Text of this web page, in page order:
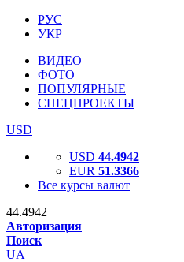
РУС
УКР
ВИДЕО
ФОТО
ПОПУЛЯРНЫЕ
СПЕЦПРОЕКТЫ
USD
USD 44.4942
EUR 51.3366
Все курсы валют
44.4942
Авторизация
Поиск
UA